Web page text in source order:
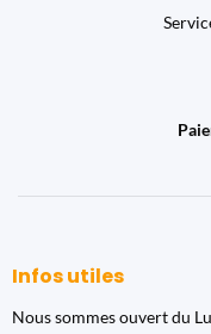
Infos utiles
Nous sommes ouvert du